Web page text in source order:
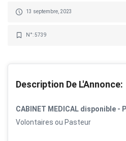
13 septembre, 2023
N°: 5739
Description De L'Annonce:
CABINET MEDICAL disponible -
Volontaires ou Pasteur